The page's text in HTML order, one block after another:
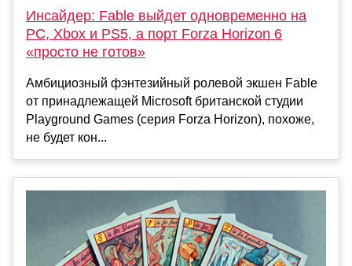
Инсайдер: Fable выйдет одновременно на
PC, Xbox и PS5, а порт Forza Horizon 6
«просто не готов»
Амбициозный фэнтезийный ролевой экшен Fable
от принадлежащей Microsoft британской студии
Playground Games (серия Forza Horizon), похоже,
не будет кон...